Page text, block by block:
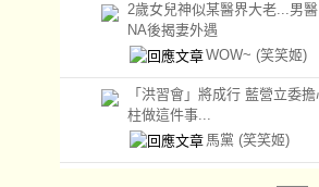
2歲女兒神似某醫界大老...男
NA後揭妻外遇
WOW~ (笑笑姬)
「洪習會」將成行 藍營立委
柱做這件事...
馬黨 (笑笑姬)